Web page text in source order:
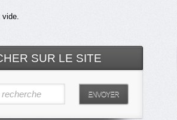
vide.
SUR LE SITE
ENVOYER